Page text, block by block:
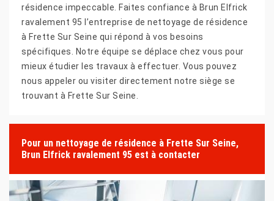
résidence impeccable. Faites confiance à Brun Elfrick
ravalement 95 l’entreprise de nettoyage de résidence
à Frette Sur Seine qui répond à vos besoins
spécifiques. Notre équipe se déplace chez vous pour
mieux étudier les travaux à effectuer. Vous pouvez
nous appeler ou visiter directement notre siège se
trouvant à Frette Sur Seine.
Pour un nettoyage de résidence à Frette Sur Seine,
Brun Elfrick ravalement 95 est à contacter